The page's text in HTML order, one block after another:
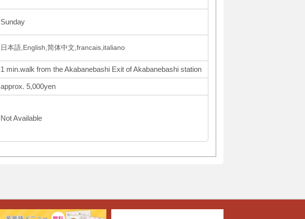
Sunday
日本語,English,简体中文,francais,italiano
1 min.walk from the Akabanebashi Exit of Akabanebashi station
approx. 5,000yen
Not Available